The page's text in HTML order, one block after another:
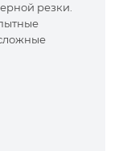
резки.